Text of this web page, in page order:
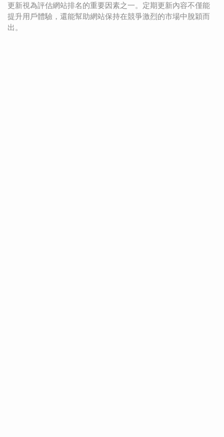
更新視為評估網站排名的重要因素之一。定期更新內容不僅能
提升用戶體驗，還能幫助網站保持在競爭激烈的市場中脫穎而
出。